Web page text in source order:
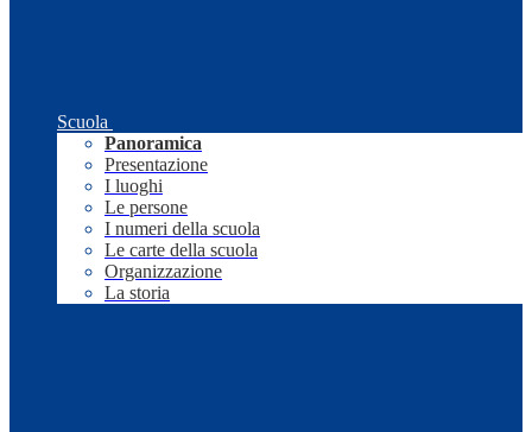
Scuola
Panoramica
Presentazione
I luoghi
Le persone
I numeri della scuola
Le carte della scuola
Organizzazione
La storia